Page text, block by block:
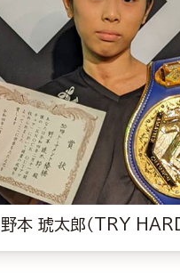
野本 琥太郎（TRY